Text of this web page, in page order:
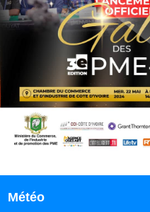
Météo